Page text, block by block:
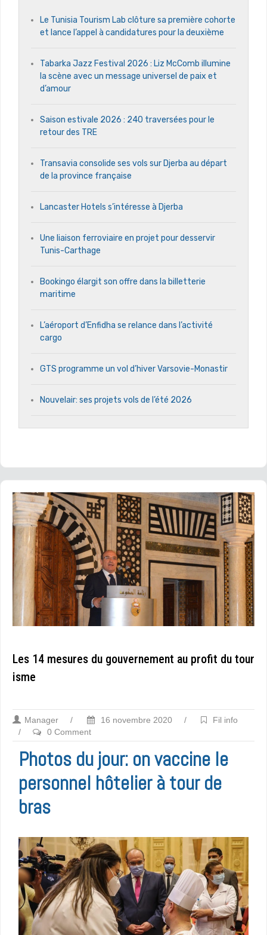
Le Tunisia Tourism Lab clôture sa première cohorte
et lance l’appel à candidatures pour la deuxième
Tabarka Jazz Festival 2026 : Liz McComb illumine
la scène avec un message universel de paix et
d’amour
Saison estivale 2026 : 240 traversées pour le
retour des TRE
Transavia consolide ses vols sur Djerba au départ
de la province française
Lancaster Hotels s’intéresse à Djerba
Une liaison ferroviaire en projet pour desservir
Tunis-Carthage
Bookingo élargit son offre dans la billetterie
maritime
L’aéroport d’Enfidha se relance dans l’activité
cargo
GTS programme un vol d’hiver Varsovie-Monastir
Nouvelair: ses projets vols de l’été 2026
Les 14 mesures du gouvernement au profit du tour
isme
Manager / 16 novembre 2020 /
Fil info
/
0 Comment
Photos du jour: on vaccine le
personnel hôtelier à tour de
bras